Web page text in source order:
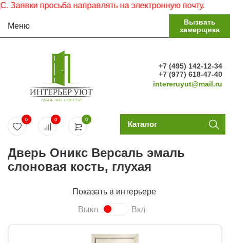
просьба направлять на электронную почту.
Меню
Вызвать
замерщика
+7 (495) 142-12-34
+7 (977) 618-47-40
intereruyut@mail.ru
0
0 0 Каталог
Дверь Оникс Версаль эмаль
слоновая кость, глухая
Показать в интерьере
Выкл Вкл